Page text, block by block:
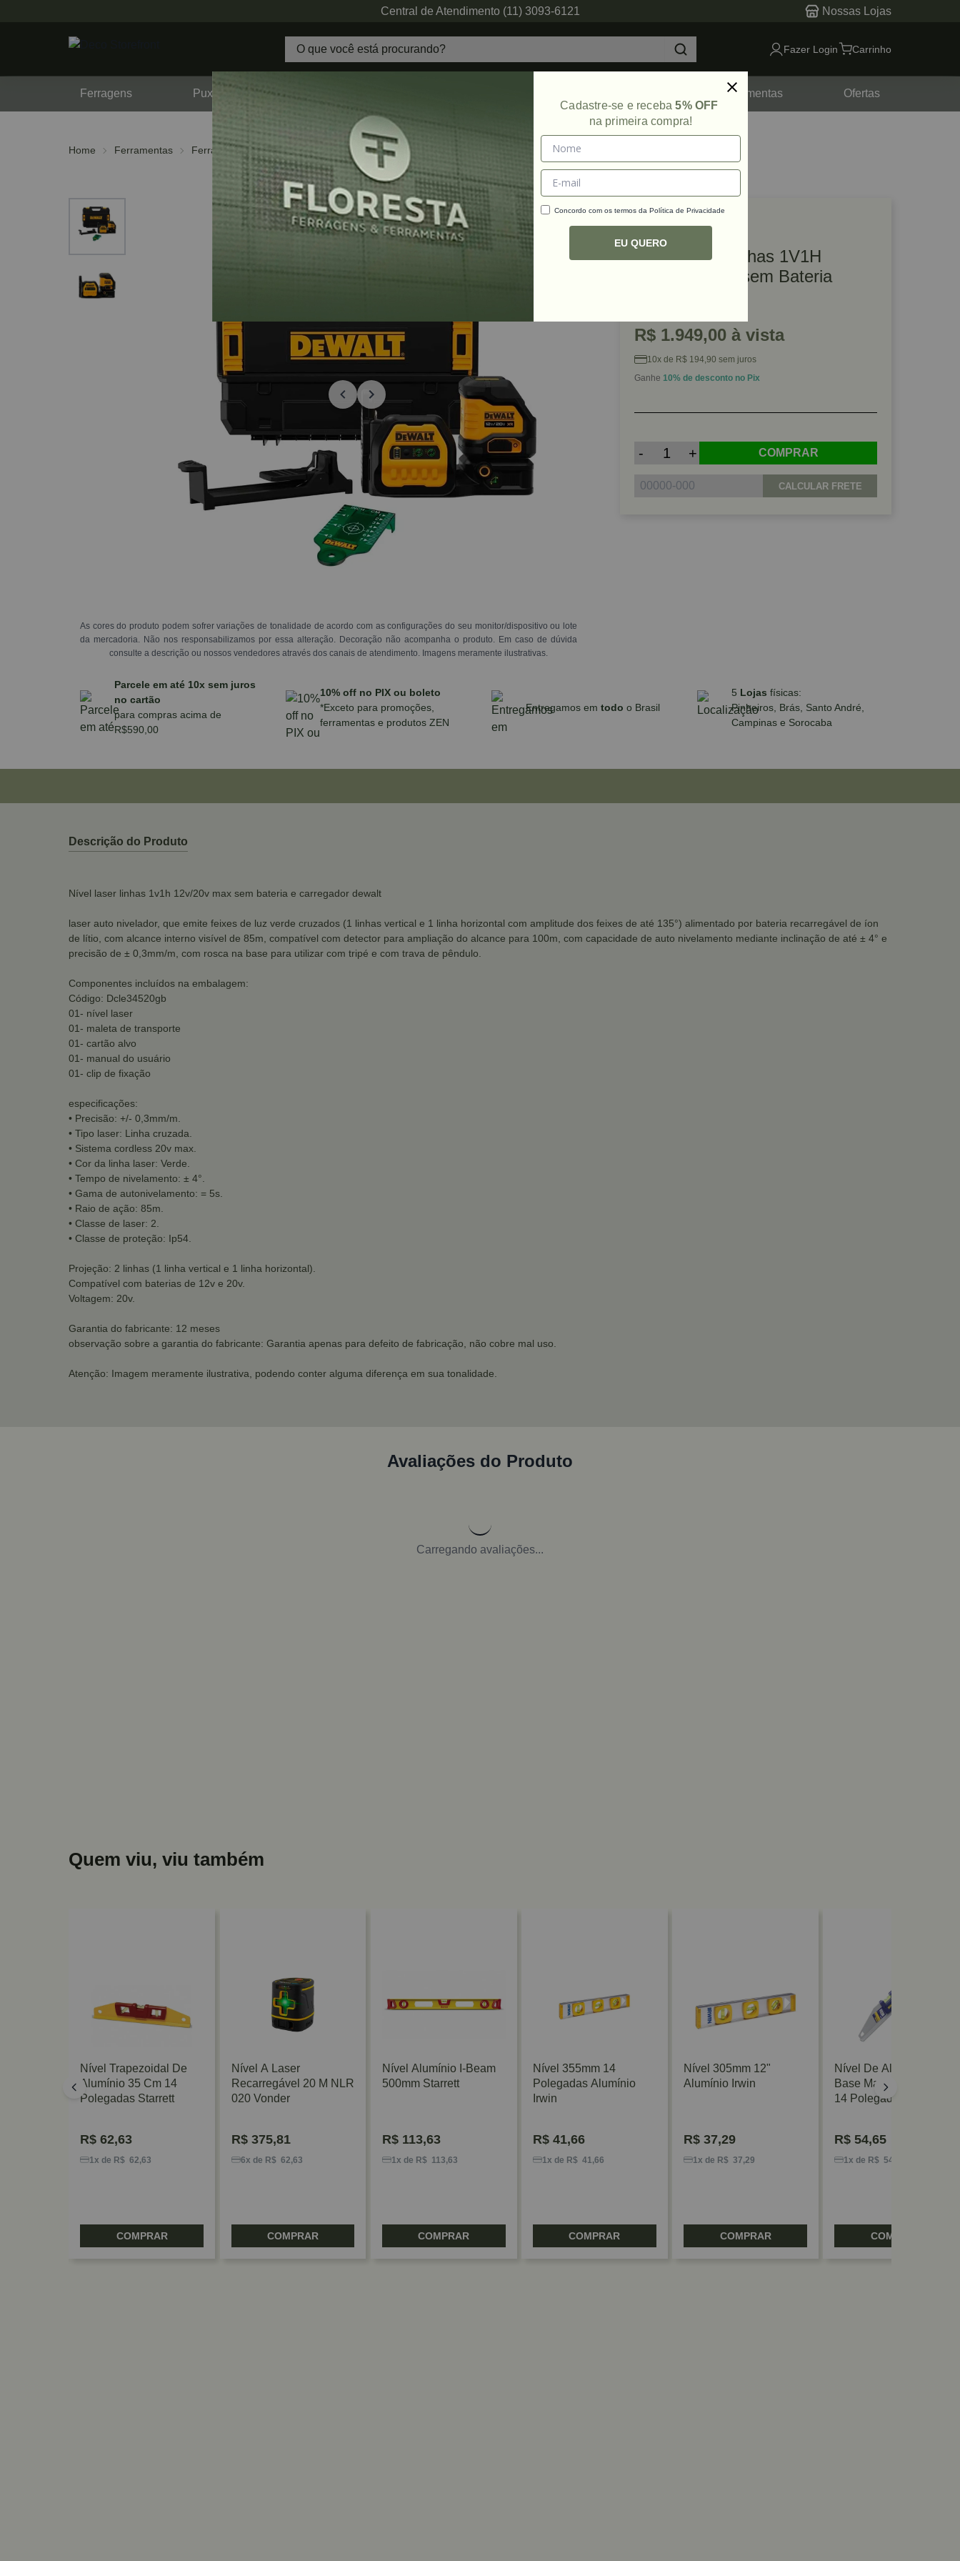
Central de Atendimento (11) 3093-6121 Nossas Lojas
Fazer Login Carrinho
Ferragens Puxadores Ferramentas Ofertas
Home Ferramentas Ferramentas Manuais
As cores do produto podem sofrer variações de tonalidade de acordo com as configurações do seu monitor/dispositivo ou lote
da mercadoria. Não nos responsabilizamos por essa alteração. Decoração não acompanha o produto. Em caso de dúvida
consulte a descrição ou nossos vendedores através dos canais de atendimento. Imagens meramente ilustrativas.
Ref: 67320
Nível Laser Linhas 1V1H
12V/20V Max sem Bateria
R$ 1.949,00 à vista
10x de R$ 194,90 sem juros
Ganhe 10% de desconto no Pix
- + COMPRAR
CALCULAR FRETE
Parcele em até 10x sem juros
no cartão
para compras acima de
R$590,00
10% off no PIX ou boleto
*Exceto para promoções,
ferramentas e produtos ZEN
Entregamos em todo o Brasil
5 Lojas físicas:
Pinheiros, Brás, Santo André,
Campinas e Sorocaba
Descrição do Produto
Nível laser linhas 1v1h 12v/20v max sem bateria e carregador dewalt
laser auto nivelador, que emite feixes de luz verde cruzados (1 linhas vertical e 1 linha horizontal com amplitude dos feixes de até 135°) alimentado por bateria recarregável de íon
de lítio, com alcance interno visível de 85m, compatível com detector para ampliação do alcance para 100m, com capacidade de auto nivelamento mediante inclinação de até ± 4° e
precisão de ± 0,3mm/m, com rosca na base para utilizar com tripé e com trava de pêndulo.
Componentes incluídos na embalagem:
Código: Dcle34520gb
01- nível laser
01- maleta de transporte
01- cartão alvo
01- manual do usuário
01- clip de fixação
especificações:
• Precisão: +/- 0,3mm/m.
• Tipo laser: Linha cruzada.
• Sistema cordless 20v max.
• Cor da linha laser: Verde.
• Tempo de nivelamento: ± 4°.
• Gama de autonivelamento: = 5s.
• Raio de ação: 85m.
• Classe de laser: 2.
• Classe de proteção: Ip54.
Projeção: 2 linhas (1 linha vertical e 1 linha horizontal).
Compatível com baterias de 12v e 20v.
Voltagem: 20v.
Garantia do fabricante: 12 meses
observação sobre a garantia do fabricante: Garantia apenas para defeito de fabricação, não cobre mal uso.
Atenção: Imagem meramente ilustrativa, podendo conter alguma diferença em sua tonalidade.
Avaliações do Produto
Carregando avaliações...
Quem viu, viu também
Nível Trapezoidal De
Alumínio 35 Cm 14
Polegadas Starrett
R$ 62,63
1x de R$ 62,63
COMPRAR
Nível A Laser
Recarregável 20 M NLR
020 Vonder
R$375,81
6x de R$ 62,63
COMPRAR
Nível Alumínio I-Beam
500mm Starrett
R$113,63
1x de R$ 113,63
COMPRAR
Nível 355mm 14
Polegadas Alumínio
Irwin
R$41,66
1x de R$ 41,66
COMPRAR
Nível 305mm 12"
Alumínio Irwin
R$ 37,29
1x de R$ 37,29
COMPRAR
Nível De Alumínio Com
Base Magnética 355mm
14 Polegadas Irwin
R$ 54,65
1x de R$ 54,65
COMPRAR
Cadastre-se e receba5% OFF
na primeira compra!
Concordo com os termos da Política de Privacidade
EU QUERO